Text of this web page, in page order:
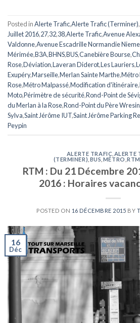
Posted inAlerte Trafic,Alerte Trafic (Terminer),
Juillet 2016,27,32,38,Alerte Trafic,Avenue
Valdonne,Avenue Escadrille Normandie
Mérimée,B3A,BHNS,BUS,Canebière Bourse,
Rose,Déviation,Laveran Diderot,Les Lauriers,
Exupéry,Marseille,Merlan Sainte Marthe,Métro
Rose,Métro Malpassé,Modification d'itinéraire,
Moto,Périmètre de sécurité,Rond-Point de
du Merlan à la Rose,Rond-Point du Père
Sylva,Saint Jérôme IUT,Saint Jérôme Parking
Peypin
ALERTE TRAFIC ALERTE
(TERMINER) BUS MÉTRO ,RTM
RTM : Du 21 Décembre
2016 : Horaires
POSTED ON 16 DÉCEMBRE 2015 BY
16
Déc